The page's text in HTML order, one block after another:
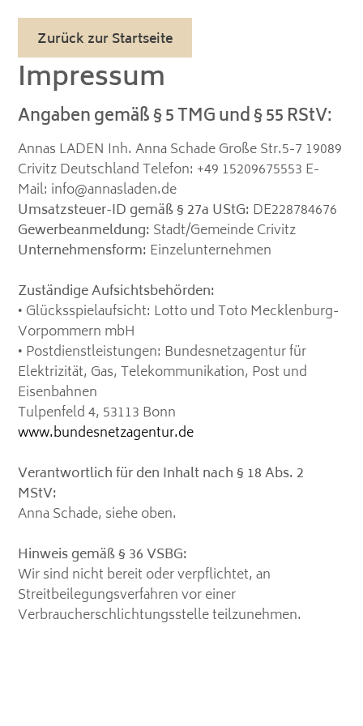
Zurück zur Startseite
Impressum
Angaben gemäß § 5 TMG und § 55 RStV:
Annas LADEN Inh. Anna Schade Große Str.5-7 19089
Crivitz Deutschland Telefon: +49 15209675553 E-
Mail: info@annasladen.de
Umsatzsteuer-ID gemäß § 27a UStG: DE228784676
Gewerbeanmeldung: Stadt/Gemeinde Crivitz
Unternehmensform: Einzelunternehmen
Zuständige Aufsichtsbehörden:
•⁠ ⁠Glücksspielaufsicht: Lotto und Toto Mecklenburg-
Vorpommern mbH
•⁠ ⁠Postdienstleistungen: Bundesnetzagentur für
Elektrizität, Gas, Telekommunikation, Post und
Eisenbahnen
Tulpenfeld 4, 53113 Bonn
www.bundesnetzagentur.de
Verantwortlich für den Inhalt nach § 18 Abs. 2
MStV:
Anna Schade, siehe oben.
Hinweis gemäß § 36 VSBG:
Wir sind nicht bereit oder verpflichtet, an
Streitbeilegungsverfahren vor einer
Verbraucherschlichtungsstelle teilzunehmen.